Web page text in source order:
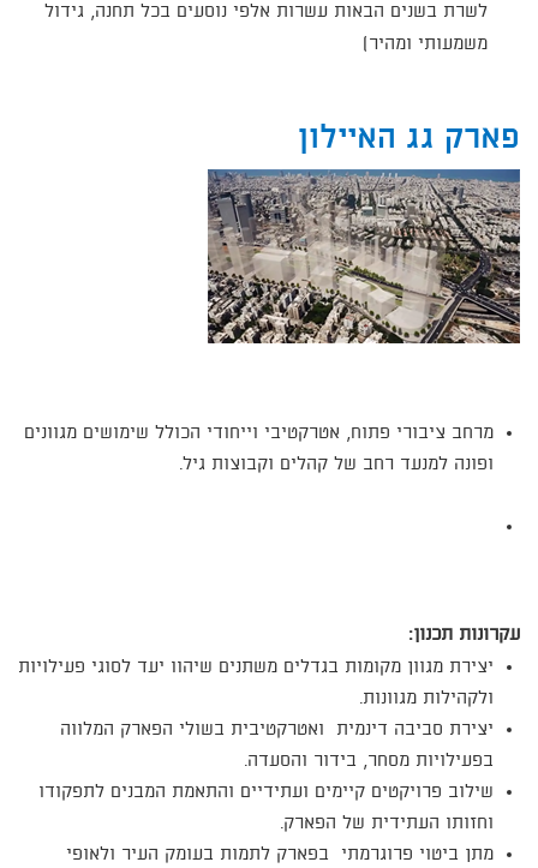
לשרת בשנים הבאות עשרות אלפי נוסעים בכל תחנה, גידול
משמעותי ומהיר)
פארק גג האיילון
מרחב ציבורי פתוח, אטרקטיבי וייחודי הכולל שימושים מגוונים
ופונה למנעד רחב של קהלים וקבוצות גיל.
עקרונות תכנון:
יצירת מגוון מקומות בגדלים משתנים שיהוו יעד לסוגי פעילויות
ולקהילות מגוונות.
יצירת סביבה דינמית ואטרקטיבית בשולי הפארק המלווה
בפעילויות מסחר, בידור והסעדה.
שילוב פרויקטים קיימים ועתידיים והתאמת המבנים לתפקודו
וחזותו העתידית של הפארק.
מתן ביטוי פרוגרמתי בפארק לתמות בעומק העיר ולאופי